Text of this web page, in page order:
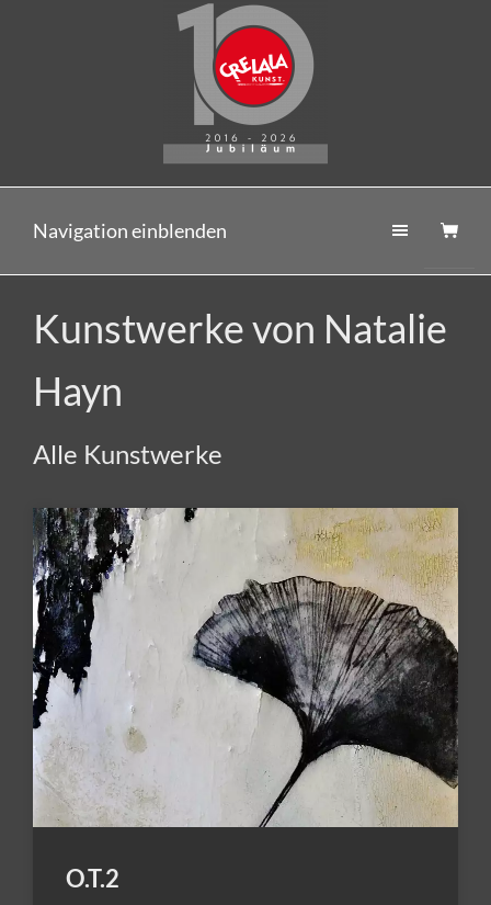
Navigation einblenden
Kunstwerke von Natalie
Hayn
Alle Kunstwerke
O.T.2